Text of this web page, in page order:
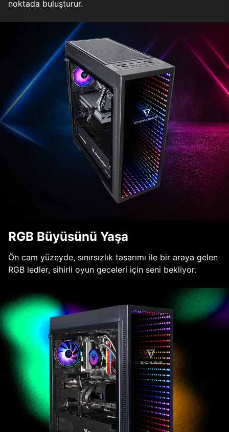
noktada buluşturur.
RGB Büyüsünü Yaşa
Ön cam yüzeyde, sınırsızlık tasarımı ile bir araya gelen
RGB ledler, sihirli oyun geceleri için seni bekliyor.